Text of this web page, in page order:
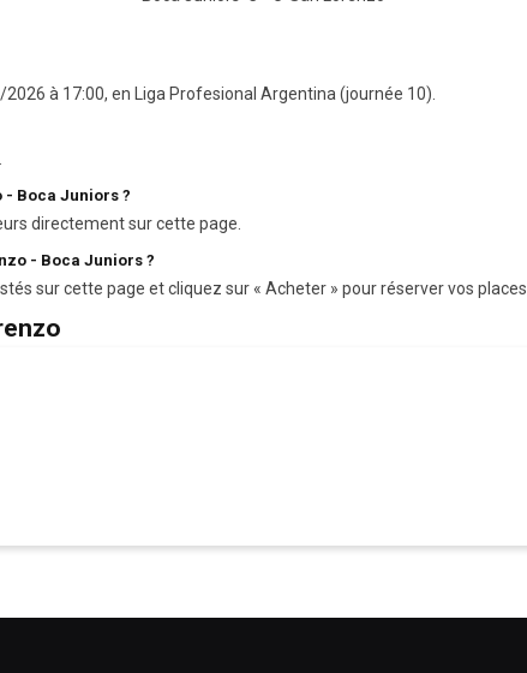
à 17:00, en Liga Profesional Argentina (journée 10).
- Boca Juniors ?
directement sur cette page.
- Boca Juniors ?
sur cette page et cliquez sur « Acheter » pour réserver vos places.